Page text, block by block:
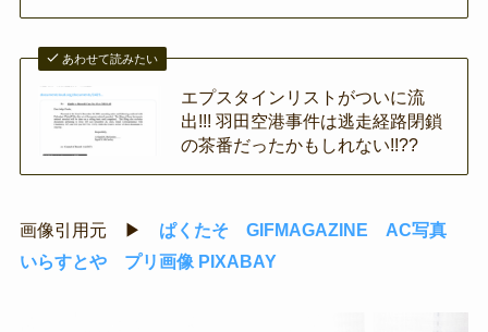
あわせて読みたい
エプスタインリストがついに流
出!!! 羽田空港事件は逃走経路閉鎖
の茶番だったかもしれない!!??
画像引用元 ▶ ぱくたそ GIFMAGAZINE
AC写真
いらすとや
プリ画像 PIXABAY